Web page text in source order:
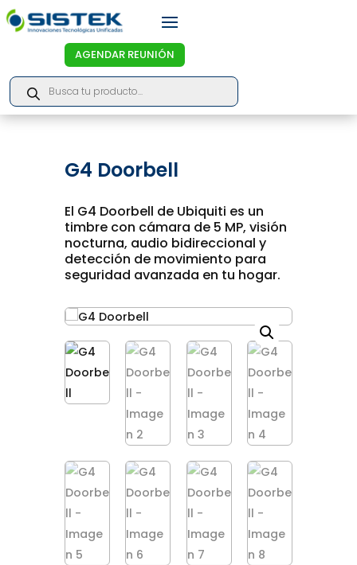
AGENDAR REUNIÓN
Products
search
G4 Doorbell
El G4 Doorbell de Ubiquiti es un
timbre con cámara de 5 MP, visión
nocturna, audio bidireccional y
detección de movimiento para
seguridad avanzada en tu hogar.